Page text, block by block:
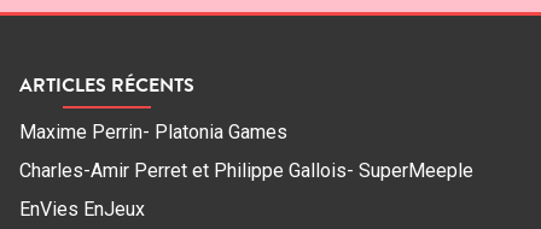
ARTICLES RÉCENTS
Maxime Perrin- Platonia Games
Charles-Amir Perret et Philippe Gallois- SuperMeeple
EnVies EnJeux